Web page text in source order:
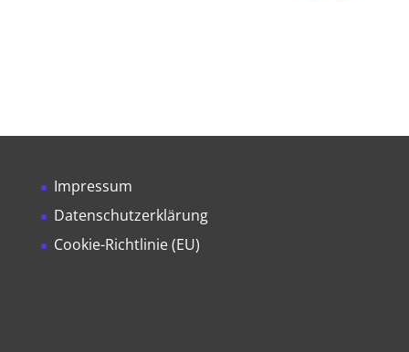
Impressum
Datenschutzerklärung
Cookie-Richtlinie (EU)